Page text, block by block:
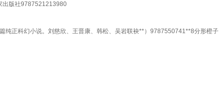
出版社9787521213980
纯正科幻小说。刘慈欣、王晋康、韩松、吴岩联袂**）9787550741**8分形橙子